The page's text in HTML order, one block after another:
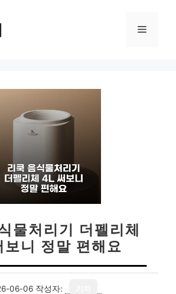
메
물처리기 더펠리체
니 정말 편해요
06-06 작성자: